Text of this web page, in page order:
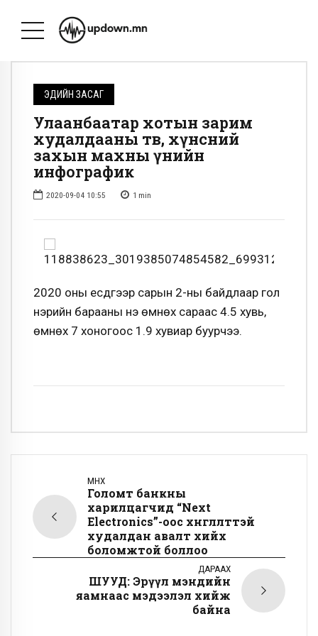
ЭДИЙН ЗАСАГ
Улаанбаатар хотын зарим
худалдааны төв, хүнсний
захын махны үнийн
инфографик
2020-09-04 10:55 1 min
2020 оны есдүгээр сарын 2-ны байдлаар гол
нэрийн барааны үнэ өмнөх сараас 4.5 хувь,
өмнөх 7 хоногоос 1.9 хувиар буурчээ.
ӨМНӨХ
Голомт банкны
харилцагчид “Next
Electronics”-оос хөнгөлөлттэй
худалдан авалт хийх
боломжтой боллоо
ДАРААХ
ШУУД: Эрүүл мэндийн
яамнаас мэдээлэл хийж
байна